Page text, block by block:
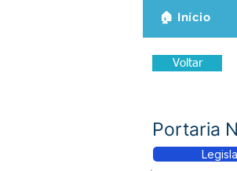
🏠 Início
Voltar
Portaria